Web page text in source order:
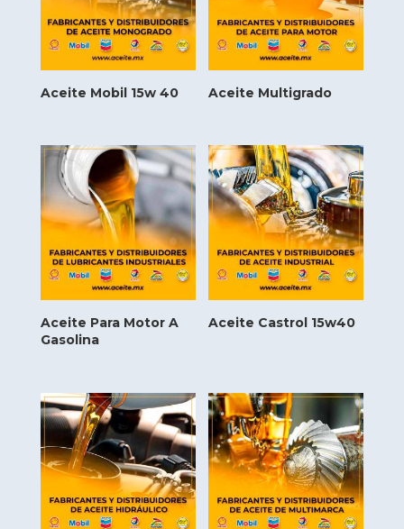
Aceite Mobil 15w 40 Aceite Multigrado
Aceite Para Motor A
Gasolina
Aceite Castrol 15w40